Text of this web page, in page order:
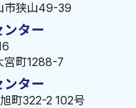
市狭山49-39
ター
宮町1288-7
ター
町322-2 102号